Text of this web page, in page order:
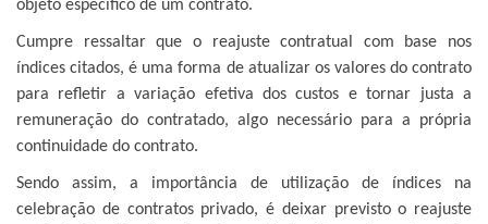
objeto especifico de um contrato.
Cumpre ressaltar que o reajuste contratual com base nos
índices citados, é uma forma de atualizar os valores do contrato
para refletir a variação efetiva dos custos e tornar justa a
remuneração do contratado, algo necessário para a própria
continuidade do contrato.
Sendo assim, a importância de utilização de índices na
celebração de contratos privado, é deixar previsto o reajuste